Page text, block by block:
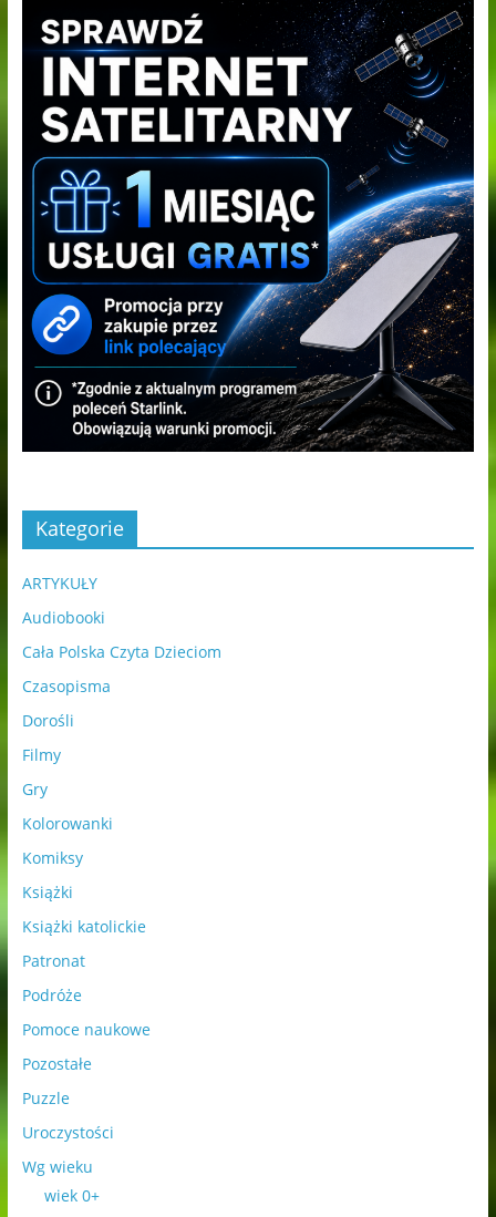
Kategorie
ARTYKUŁY
Audiobooki
Cała Polska Czyta Dzieciom
Czasopisma
Dorośli
Filmy
Gry
Kolorowanki
Komiksy
Książki
Książki katolickie
Patronat
Podróże
Pomoce naukowe
Pozostałe
Puzzle
Uroczystości
Wg wieku
wiek 0+